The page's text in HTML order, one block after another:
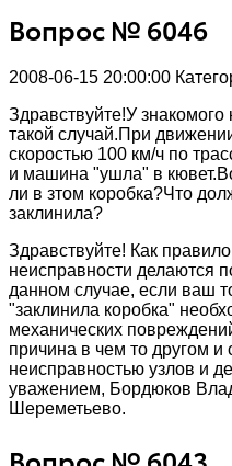
Вопрос № 6046
2008-06-15 20:00:00
Здравствуйте!У
такой случай.При
скоростью 100 км/ч по
и машина "ушла" в
ли в зтом коробка?Что
заклинила?
Здравствуйте! Как
неисправности делаются
данном случае, если ваш
"заклинила коробка"
механических
причина в чем то другом и
неисправностью узлов и
уважением, Бордюков
Шереметьево.